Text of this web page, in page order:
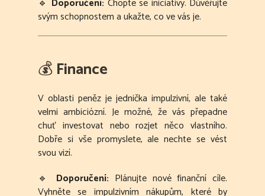
🔹 Doporučení: Chopte se iniciativy. Důvěřujte
svým schopnostem a ukažte, co ve vás je.
💰Finance
V oblasti peněz je jednička impulzivní, ale také
velmi ambiciózní. Je možné, že vás přepadne
chuť investovat nebo rozjet něco vlastního.
Dobře si vše promyslete, ale nechte se vést
svou vizí.
🔹 Doporučení: Plánujte nové finanční cíle.
Vyhněte se impulzivním nákupům, které by